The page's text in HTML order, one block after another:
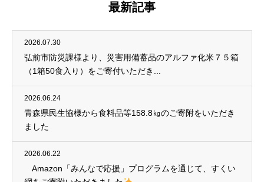
最新記事
2026.07.30
弘前市防災課様より、災害用備蓄品のアルファ化米７５箱
（1箱50食入り）をご寄付いただき...
2026.06.24
青森県民生協様から食料品等158.8㎏のご寄附をいただき
ました
2026.06.22
Amazon「みんなで応援」プログラムを通じて、すくい